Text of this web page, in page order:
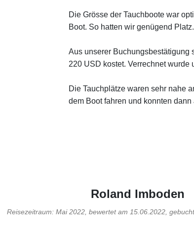
Die Grösse der Tauchboote war
Boot. So hatten wir genügend Platz.
Aus unserer Buchungsbestätigung
220 USD kostet. Verrechnet wurde
Die Tauchplätze waren sehr nahe
dem Boot fahren und konnten
Roland Imboden
Reisezeitraum: Mai 2022, bewertet am 15.06.2022,